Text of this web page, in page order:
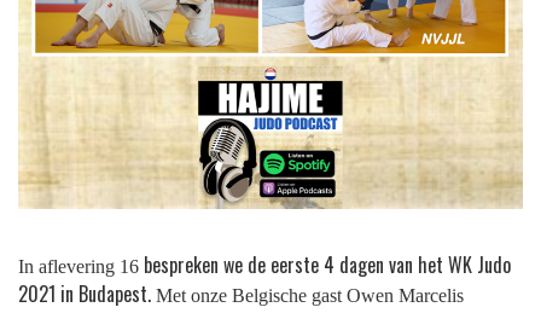
In aflevering 16 bespreken we de eerste 4 dagen van het WK Judo
2021 in Budapest. Met onze Belgische gast Owen Marcelis